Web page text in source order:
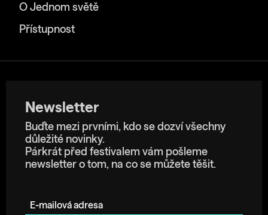
O Jednom světě
Přístupnost
Newsletter
Buďte mezi prvními, kdo se dozví všechny
důležité novinky.
Párkrát před festivalem vám pošleme
newsletter o tom, na co se můžete těšit.